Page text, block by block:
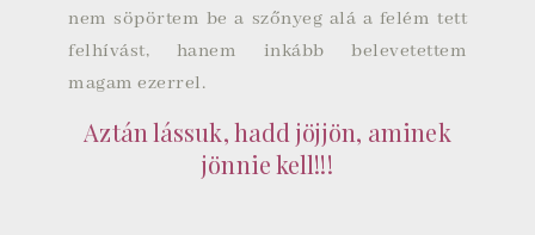
nem söpörtem be a szőnyeg alá a felém tett
felhívást, hanem inkább belevetettem
magam ezerrel.
Aztán lássuk, hadd jöjjön, aminek
jönnie kell!!!